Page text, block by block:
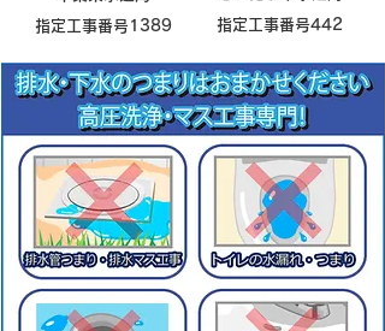
指定工事番号1389
指定工事番号442